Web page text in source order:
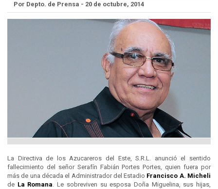
Por Depto. de Prensa - 20 de octubre, 2014
La Directiva de los Azucareros del Este, S.R.L. anunció el sentido
fallecimiento del señor Serafín Fabián Portes Portes, quien fuera por
más de una década el Administrador del Estadio Francisco A. Micheli
de La Romana. Le sobreviven su esposa Doña Miguelina, sus hijas,